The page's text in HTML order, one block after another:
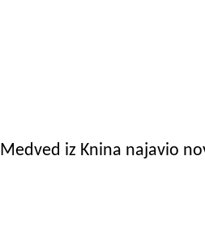
Medved iz Knina najavio